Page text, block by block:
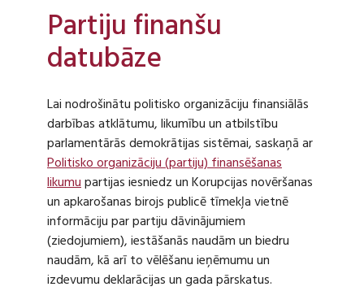
Partiju finanšu
datubāze
Lai nodrošinātu politisko organizāciju finansiālās
darbības atklātumu, likumību un atbilstību
parlamentārās demokrātijas sistēmai, saskaņā ar
Politisko organizāciju (partiju) finansēšanas
likumupartijas iesniedz un Korupcijas novēršanas
un apkarošanas birojs publicē tīmekļa vietnē
informāciju par partiju dāvinājumiem
(ziedojumiem), iestāšanās naudām un biedru
naudām, kā arī to vēlēšanu ieņēmumu un
izdevumu deklarācijas un gada pārskatus.